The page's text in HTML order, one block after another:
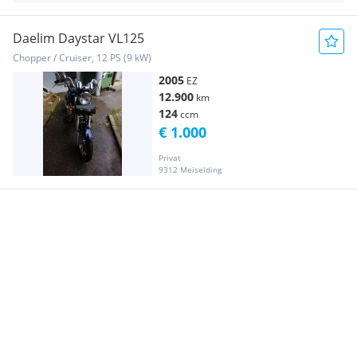
Daelim Daystar VL125
Chopper / Cruiser, 12 PS (9 kW)
2005 EZ
12.900 km
124ccm
Privat
9312 Meiselding
€ 1.000